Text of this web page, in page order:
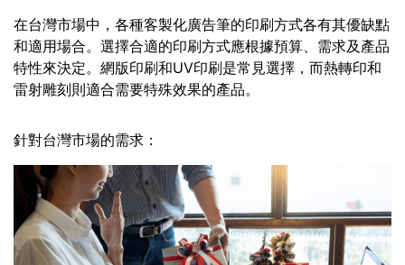
在台灣市場中，各種客製化廣告筆的印刷方式各有其優缺點
和適用場合。選擇合適的印刷方式應根據預算、需求及產品
特性來決定。網版印刷和UV印刷是常見選擇，而熱轉印和
雷射雕刻則適合需要特殊效果的產品。
針對台灣市場的需求：